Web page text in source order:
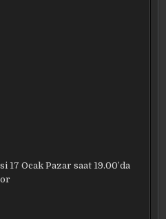
Ocak Pazar saat 19.00’da